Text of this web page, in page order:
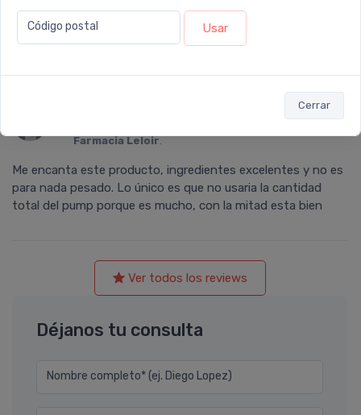
Código postal Usar
Cerrar
He probado muchos serums, pero me quedo con este
definitivamente. Desde que comencé a usarlo las puntas de
mi pelo están mucho mas suaves. Una maravilla!
Farmacia Leloir.
Me encanta este producto, ingredientes excelentes y no es
para nada pesado. Lo único es que no usaria la cantidad
total del pump porque es mucho, con la mitad esta bien
Ver todos los reviews
Déjanos tu consulta
Nombre completo* (ej. Diego Lopez)